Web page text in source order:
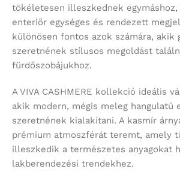
tökéletesen illeszkednek
enteriőr egységes és rendezett
különösen fontos azok számára, akik
szeretnének stílusos megoldást
fürdőszobájukhoz.
A VIVA CASHMERE kollekció ideális
akik modern, mégis meleg hangulatú
szeretnének kialakítani. A kasmír
prémium atmoszférát teremt, amely
illeszkedik a természetes anyagokat
lakberendezési trendekhez.